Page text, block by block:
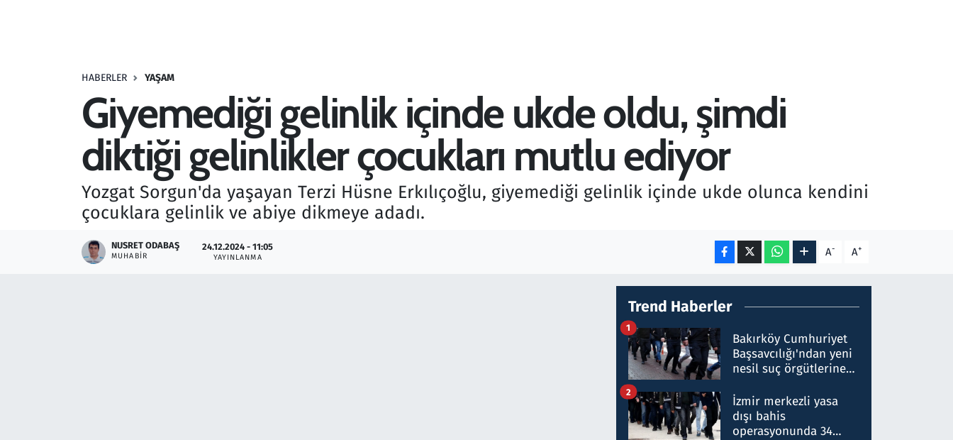
HABERLER YAŞAM
Giyemediği gelinlik içinde ukde oldu, şimdi
diktiği gelinlikler çocukları mutlu ediyor
Yozgat Sorgun'da yaşayan Terzi Hüsne Erkılıçoğlu, giyemediği gelinlik içinde ukde olunca kendini
çocuklara gelinlik ve abiye dikmeye adadı.
NUSRET ODABAŞ
MUHABIR
24.12.2024 - 11:05
YAYINLANMA A- A+
Trend Haberler
Bakırköy Cumhuriyet
Başsavcılığı'ndan yeni
nesil suç örgütlerine
hakkında gözaltı kararı
1
İzmir merkezli yasa
dışı bahis
operasyonunda 34
2
Savunma Sanayi
Teknoloji ve Bilim